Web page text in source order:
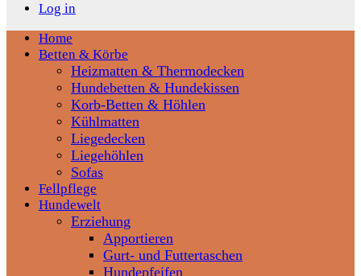
Log in
Home
Betten & Körbe
Heizmatten & Thermodecken
Hundebetten & Hundekissen
Korb-Betten & Höhlen
Kühlmatten
Liegedecken
Liegehöhlen
Sofas
Fellpflege
Hundewelt
Erziehung
Apportieren
Gurt- und Futtertaschen
Hundepfeifen